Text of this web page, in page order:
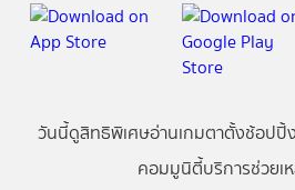
วันนี้ดูสิทธิพิเศษอ่านเกมตาตั้งช้อปปิ้ง
คอมมูนิตี้บริการช่วยเ